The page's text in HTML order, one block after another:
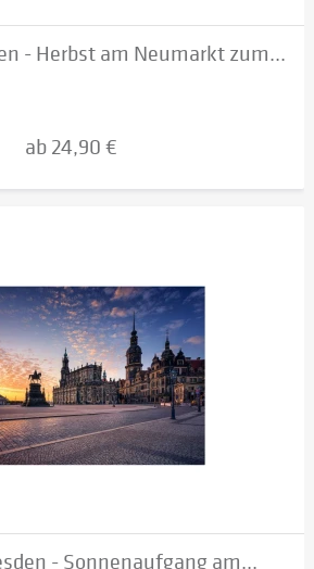
- Herbst am Neumarkt zum...
ab 24,90 €
- Sonnenaufgang am...